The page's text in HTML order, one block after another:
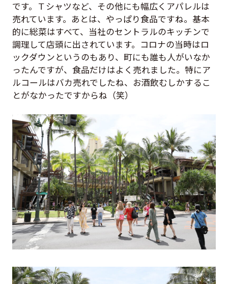
です。Ｔシャツなど、その他にも幅広くアパレルは
売れています。あとは、やっぱり食品ですね。基本
的に総菜はすべて、当社のセントラルのキッチンで
調理して店頭に出されています。コロナの当時はロ
ックダウンというのもあり、町にも誰も人がいなか
ったんですが、食品だけはよく売れました。特にア
ルコールはバカ売れでしたね、お酒飲むしかするこ
とがなかったですからね（笑）